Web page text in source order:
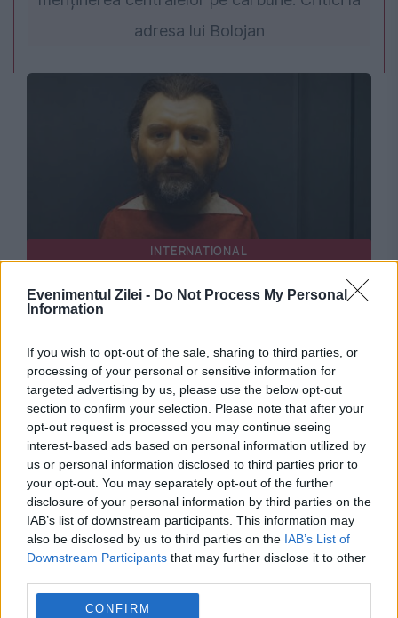
Evenimentul Zilei - Do Not Process My Personal
Information
If you wish to opt-out of the sale, sharing to third parties, or
processing of your personal or sensitive information for
targeted advertising by us, please use the below opt-out
section to confirm your selection. Please note that after your
opt-out request is processed you may continue seeing
interest-based ads based on personal information utilized by
us or personal information disclosed to third parties prior to
your opt-out. You may separately opt-out of the further
disclosure of your personal information by third parties on the
IAB’s list of downstream participants. This information may
also be disclosed by us to third parties on the IAB’s List of
Downstream Participants that may further disclose it to other
CONFIRM
adresa lui Bolojan
INTERNATIONAL
Chipuri reconstruite după aproape 2.000 de
ani. Cum arătau oamenii care trăiau într-un
oraș roman
Cum a lăsat Klaus Iohannis un director „pe